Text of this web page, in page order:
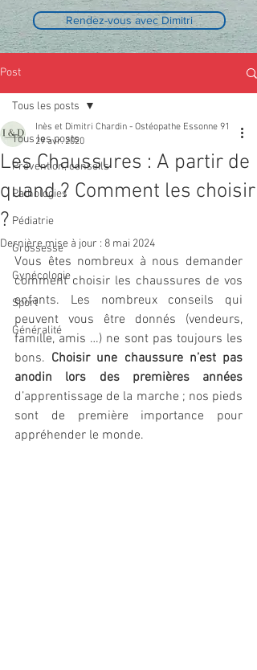
Rendez-vous avec Dimitri
Post
Tous les posts
Prévention, conseils
Pathologies
Pédiatrie
Grossesse
Gynécologie
Sport
Généralité
Tous les posts
Les Chaussures : A partir de
quand ? Comment les choisir
?
Inès et Dimitri Chardin - Ostéopathe Essonne 91
29 avr. 2020
Dernière mise à jour : 8 mai 2024
Vous êtes nombreux à nous demander
comment choisir les chaussures de vos
enfants. Les nombreux conseils qui
peuvent vous être donnés (vendeurs,
famille, amis …) ne sont pas toujours les
bons. Choisir une chaussure n’est pas
anodin lors des premières années
d’apprentissage de la marche ; nos pieds
sont de première importance pour
appréhender le monde.